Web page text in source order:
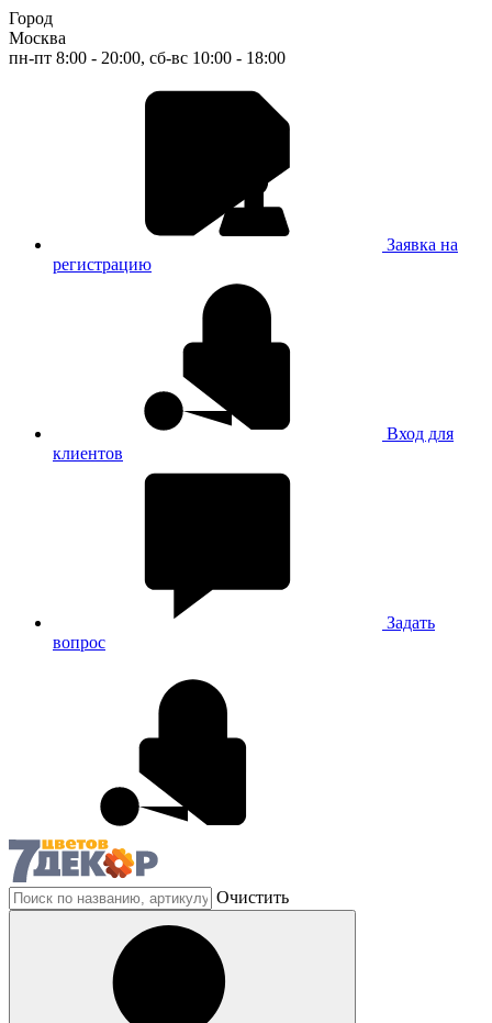
Город
Москва
пн-пт 8:00 - 20:00, сб-вс 10:00 - 18:00
Заявка на
регистрацию
Вход для
клиентов
Задать
вопрос
Очистить